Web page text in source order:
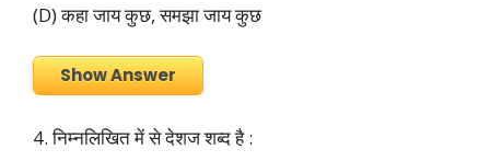
(D) कहा जाय कुछ, समझा जाय कुछ
Show Answer
4. निम्नलिखित में से देशज शब्द है :